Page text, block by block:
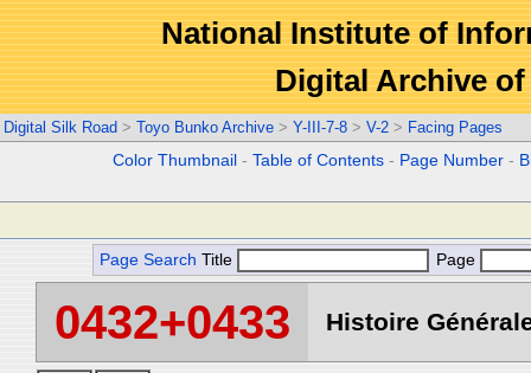
National Institute of
Digital Archive
Digital Silk Road > Toyo Bunko Archive > Y-III-7-8 > V-2 > Facing Pages
Color Thumbnail -Table of Contents - Page Number -
Page Search Title Page
0432+0433 Histoire